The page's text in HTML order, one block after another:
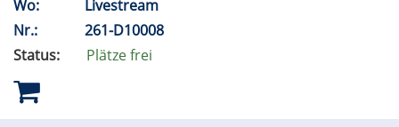
Wo:
Livestream
Nr.:
261-D10008
Status:
Plätze frei